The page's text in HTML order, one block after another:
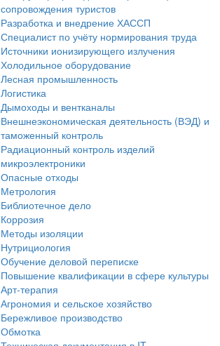
сопровождения туристов
Разработка и внедрение ХАССП
Специалист по учёту нормирования труда
Источники ионизирующего излучения
Холодильное оборудование
Лесная промышленность
Логистика
Дымоходы и вентканалы
Внешнеэкономическая деятельность (ВЭД) и
таможенный контроль
Радиационный контроль изделий
микроэлектроники
Опасные отходы
Метрология
Библиотечное дело
Коррозия
Методы изоляции
Нутрициология
Обучение деловой переписке
Повышение квалификации в сфере культуры
Арт-терапия
Агрономия и сельское хозяйство
Бережливое производство
Обмотка